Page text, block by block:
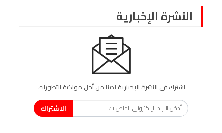
النشرة الإخبارية
اشترك في النشرة الإخبارية لدينا من أجل مواكبة التطورات.
الاشتراك